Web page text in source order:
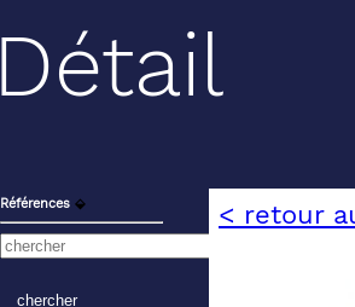
Détail
Références ⬙ < retour